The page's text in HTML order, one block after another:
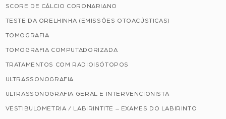
SCORE DE CÁLCIO CORONARIANO
TESTE DA ORELHINHA (EMISSÕES OTOACÚSTICAS)
TOMOGRAFIA
TOMOGRAFIA COMPUTADORIZADA
TRATAMENTOS COM RADIOISÓTOPOS
ULTRASSONOGRAFIA
ULTRASSONOGRAFIA GERAL E INTERVENCIONISTA
VESTIBULOMETRIA / LABIRINTITE – EXAMES DO LABIRINTO